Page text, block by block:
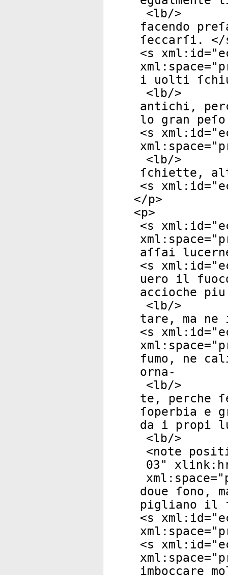
<lb/>
facendo
ſeccarſi. </
<s xml:id="
xml:space="
i uolti
<lb/>
antichi,
lo gran
<s xml:id="
xml:space="
<lb/>
ſchiette,
<s xml:id="
</p>
<p>
<s xml:id="
xml:space="
aſſai
<s xml:id="
uero il
accioche
<lb/>
tare, ma
<s xml:id="
xml:space="
fumo, ne
orna-
<lb/>
te, perche
ſoperbia e
da i propi
<lb/>
<note
03"
xml:space="
doue
pigliano il
<s xml:id="
xml:space="
<s xml:id="
xml:space="
imboccare